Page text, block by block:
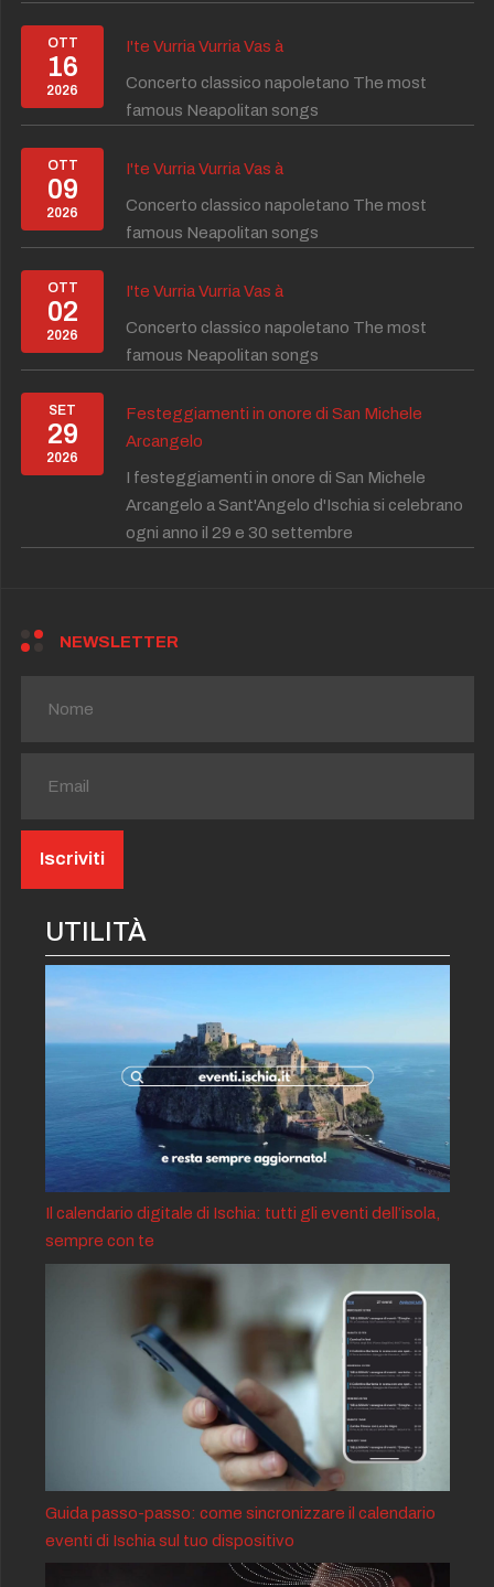
OTT
16
2026
I'te Vurria Vurria Vas à
Concerto classico napoletano The most
famous Neapolitan songs
OTT
09
2026
I'te Vurria Vurria Vas à
Concerto classico napoletano The most
famous Neapolitan songs
OTT
02
2026
I'te Vurria Vurria Vas à
Concerto classico napoletano The most
famous Neapolitan songs
SET
29
2026
Festeggiamenti in onore di San Michele
Arcangelo
I festeggiamenti in onore di San Michele
Arcangelo a Sant'Angelo d'Ischia si celebrano
ogni anno il 29 e 30 settembre
NEWSLETTER
UTILITÀ
Il calendario digitale di Ischia: tutti gli eventi dell’isola,
sempre con te
Guida passo-passo: come sincronizzare il calendario
eventi di Ischia sul tuo dispositivo